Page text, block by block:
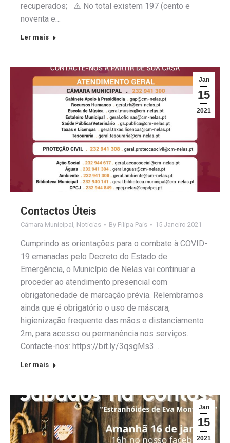
recuperados; ⚠️ No total existem 197 (cento e
noventa e…
Ler mais
Jan
15
2021
Contactos Úteis
Câmara Municipal , Notícias By Filipa Pais 15 Janeiro 2021
Cumprindo as orientações para o combate à COVID-
19 emanadas pelo Decreto do Estado de
Emergência, o Município de Nelas vai continuar a
proceder ao atendimento presencial com
obrigatoriedade de marcação prévia. Relembramos
ainda que é obrigatório o uso de máscara,
higienização frequente das mãos e distanciamento
2m, para acesso ou permanência nos serviços.
Contacte-nos: https://bit.ly/3qsgMs3…
Ler mais
Jan
15
2021